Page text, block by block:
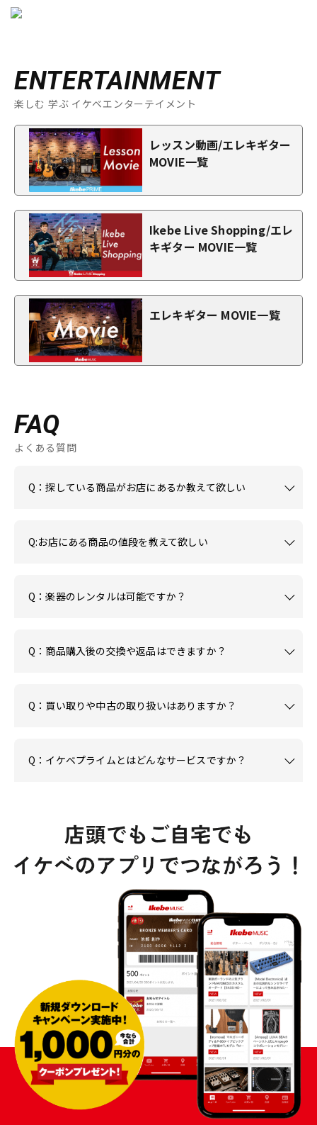
ENTERTAINMENT
楽しむ 学ぶ イケベエンターテイメント
レッスン動画/エレキギター
MOVIE一覧
Ikebe Live Shopping/エレ
キギター MOVIE一覧
エレキギター MOVIE一覧
FAQ
よくある質問
Q：探している商品がお店にあるか教えて欲しい
Q:お店にある商品の値段を教えて欲しい
Q：楽器のレンタルは可能ですか？
Q：商品購入後の交換や返品はできますか？
Q：買い取りや中古の取り扱いはありますか？
Q：イケベプライムとはどんなサービスですか？